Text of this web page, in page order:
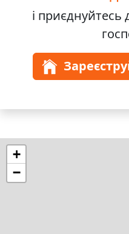
і приєднуйтесь
+
−